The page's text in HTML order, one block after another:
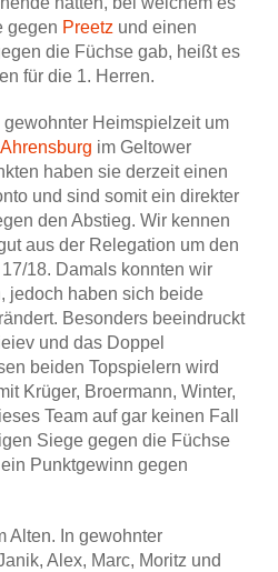
gegen Preetz und einen
die Füchse gab, heißt es
für die 1. Herren.
Heimspielzeit um
im Geltower
haben sie derzeit einen
und sind somit ein direkter
den Abstieg. Wir kennen
aus der Relegation um den
18. Damals konnten wir
jedoch haben sich beide
Besonders beeindruckt
und das Doppel
beiden Topspielern wird
Krüger, Broermann, Winter,
Team auf gar keinen Fall
Siege gegen die Füchse
Punktgewinn gegen
Alten. In gewohnter
Alex, Marc, Moritz und